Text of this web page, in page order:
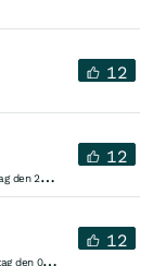
12
T
ages-Trading-Chancen am Freitag den 22.05.2015
12
T
ages-Trading-Chancen am Montag den 07.03.2016
12